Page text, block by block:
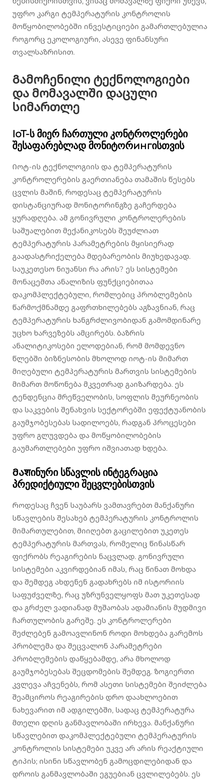
უფრო კარგი ტემპერატურის კონტროლის
მოწყობილობებში ინვესტიციები გამართლებულია
როგორც ეკოლოგიური, ასევე ფინანსური
თვალსაზრისით.
Გამოჩენილი ტექნოლოგიები
და მომავალში დაცული
სიმართლე
IoT-ს მიერ ჩართული კონტროლერები
შესაფარებლად მონიტორингისთვის
Იოტ-ის ტექნოლოგიის და ტემპერატურის
კონტროლერების გაერთიანება თამაშის წესებს
ცვლის მაშინ, როდესაც ტემპერატურის
დისტანციურად მონიტორინგზე გაჩერდება
ყურადღება. ამ გონივრული კონტროლერების
საშუალებით მექანიკოსებს შეუძლიათ
ტემპერატურის პარამეტრების მყისიერად
გაადასტრიქელება მდებარეობის მიუხედავად.
საუკეთესო ნიუანსი რა არის? ეს სისტემები
მონაცემთა ანალიზის ფუნქციებითაა
დაკომპლექტებული, რომლებიც პრობლემების
წარმოქმნამდე გაფრთხილებებს აგზავნიან, რაც
ტემპერატურის ხანგრძლივობიდან გამომდინარე
უცხო ხარვეზებს ამცირებს. ბაზრის
ანალიტიკოსები ელოდებიან, რომ მომდევნო
წლებში ბიზნესობის მხოლოდ იოტ-ის მიმართ
მიღებული ტემპერატურის მართვის სისტემების
მიმართ მოწონება მკვეთრად გაიზარდება. ეს
ტენდენცია მრეწველობის, სოფლის მეურნეობის
და საკვების შენახვის სექტორებში ეფექტუანობის
გაუმჯობესებას სადილოებს, რადგან პროცესები
უფრო გლუვდება და მოწყობილობების
გაუმართლებები უფრო იშვიათად ხდება.
Მაशინური სწავლის ინტეგრაცია
პრედიქტიული შეცვლებისთვის
Როდესაც ჩვენ საუბარს ვამთავრებთ მანქანური
სწავლების შესახებ ტემპერატურის კონტროლის
მიმართულებით, მიიღებთ გაცილებით უკეთეს
ტემპერატურის მართვას, რომელიც წინასწარ
ფიქრობს რეაგირების ნაცვლად. გონივრული
სისტემები აკვირდებიან იმას, რაც წინათ მოხდა
და შემდეგ ახდენენ გადახრებს იმ ისტორიის
საფუძველზე, რაც უზრუნველყოფს მათ უკეთესად
და გრძელ ვადიანად მუშაობას ადამიანის მუდმივი
ჩართულობის გარეშე. ეს კონტროლერები
შეძლებენ გამოავლინონ როდი მოხდება გარემოს
პრობლემა და შეცვალონ პარამეტრები
პრობლემების დაწყებამდე, არა მხოლოდ
გაუმჯობესებას შეცდომების შემდეგ. ზოგიერთი
კვლევა აჩვენებს, რომ ასეთი სისტემები შეიძლება
შეამციროს რეაგირების დრო დაახლოებით
ნახევარით იმ ადგილებში, სადაც ტემპერატურა
მთელი დღის განმავლობაში ირხევა. მანქანური
სწავლებით დაკომპლექტებული ტემპერატურის
კონტროლის სისტემები უკვე არ არის რეაქტიული
ტიპის; ისინი სწავლობენ გამოცდილებიდან და
დროის განმავლობაში ეგუებიან ცვლილებებს. ეს